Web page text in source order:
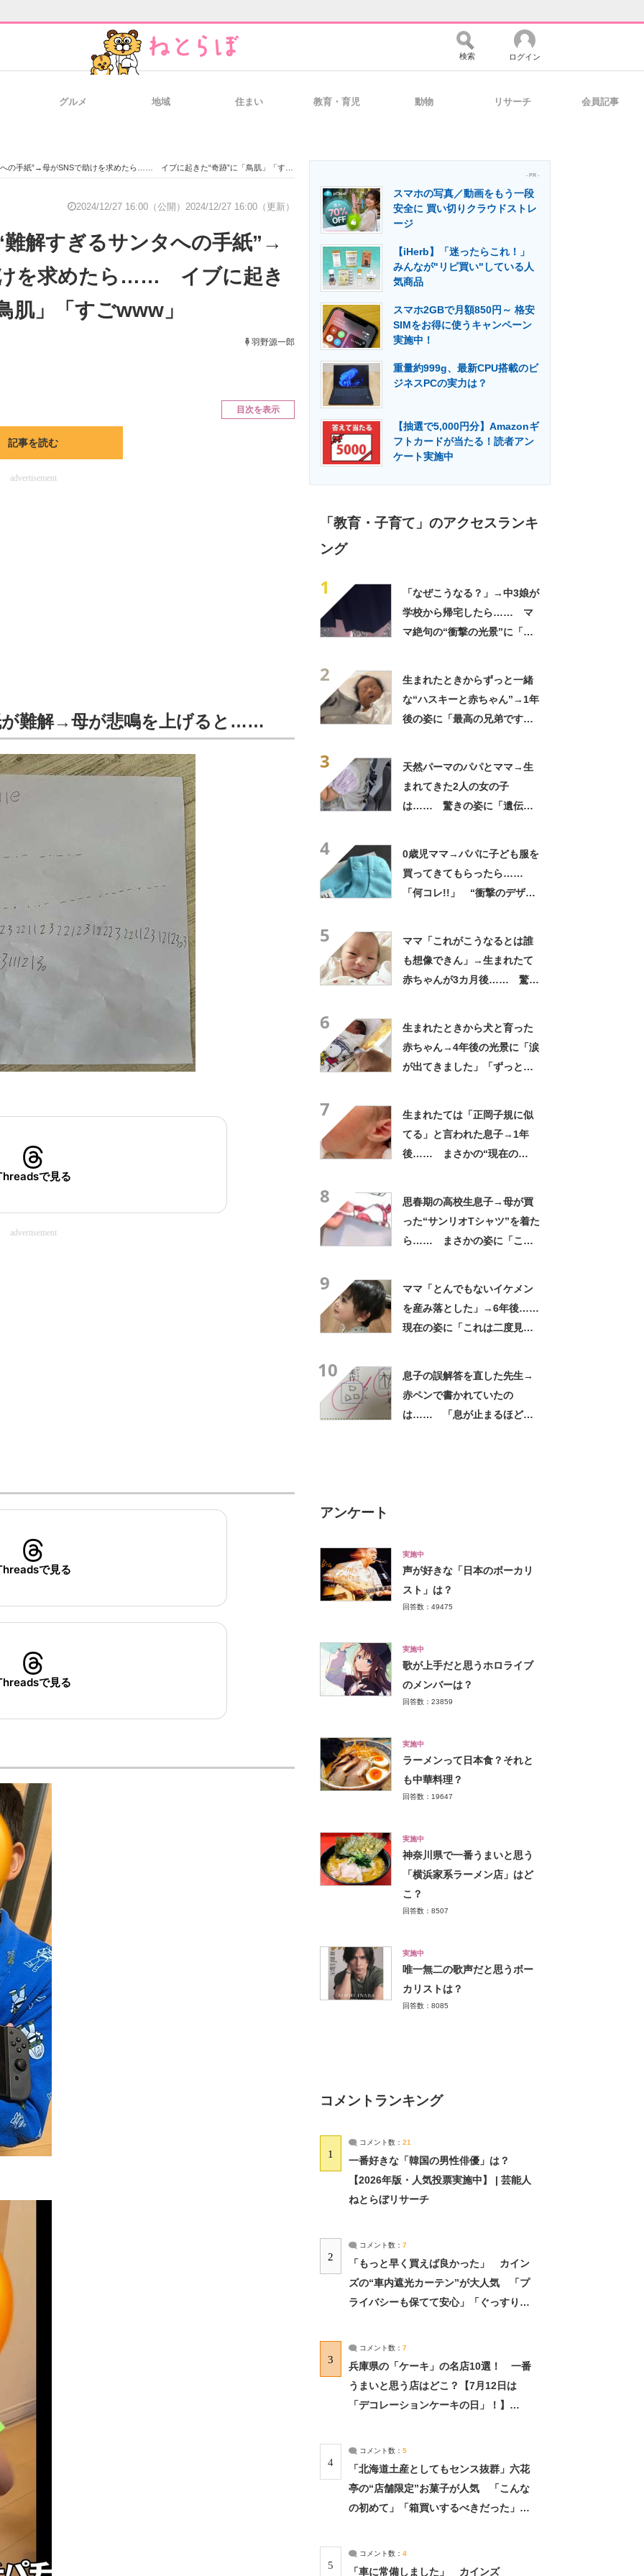
経営リーダーのコミュニティ マーケ×ITの今がよく分かる
の総合サイト 製造業のIT導入・活用を支援
エネルギーの専門メディア 建設×テクノロジーの最前線
検索 ログイン
グルメ 地域 住まい 教育・育児 動物 リサーチ 会員記事
手紙”→母がSNSで助けを求めたら…… イブに起きた“奇跡”に「鳥肌」「すごwww」
2024/12/27 16:00（公開） 2024/12/27 16:00（更新）
難解すぎるサンタへの手紙”→
を求めたら…… イブに起き
肌」「すごwww」
羽野源一郎
目次を表示
記事を読む
advertisement
が難解→母が悲鳴を上げると……
で見る
advertisement
で見る
で見る
- PR -
スマホの写真／動画をもう一段
安全に 買い切りクラウドストレ
ージ
【iHerb】「迷ったらこれ！」
みんなが"リピ買い"している人
気商品
スマホ2GBで月額850円～ 格安
SIMをお得に使うキャンペーン
実施中！
重量約999g、最新CPU搭載のビ
ジネスPCの実力は？
【抽選で5,000円分】Amazonギ
フトカードが当たる！読者アン
ケート実施中
「教育・子育て」のアクセスランキ
ング
1
「なぜこうなる？」→中3娘が
学校から帰宅したら…… マ
マ絶句の“衝撃の光景”に「ヤ
2
生まれたときからずっと一緒
な“ハスキーと赤ちゃん”→1年
後の姿に「最高の兄弟です
3
天然パーマのパパとママ→生
まれてきた2人の女の子
は…… 驚きの姿に「遺伝っ
4
0歳児ママ→パパに子ども服を
買ってきてもらったら……
「何コレ!!」 “衝撃のデザイ
5
ママ「これがこうなるとは誰
も想像できん」→生まれたて
赤ちゃんが3カ月後…… 驚き
6
生まれたときから犬と育った
赤ちゃん→4年後の光景に「涙
が出てきました」「ずっと見
7
生まれたては「正岡子規に似
てる」と言われた息子→1年
後…… まさかの“現在の
8
思春期の高校生息子→母が買
った“サンリオTシャツ”を着た
ら…… まさかの姿に「こん
9
ママ「とんでもないイケメン
を産み落とした」→6年後……
現在の姿に「これは二度見す
10
息子の誤解答を直した先生→
赤ペンで書かれていたの
は…… 「息が止まるほど笑
アンケート
実施中
声が好きな「日本のボーカリ
スト」は？
回答数：49475
実施中
歌が上手だと思うホロライブ
のメンバーは？
回答数：23859
実施中
ラーメンって日本食？それと
も中華料理？
回答数：19647
実施中
神奈川県で一番うまいと思う
「横浜家系ラーメン店」はど
こ？
回答数：8507
実施中
唯一無二の歌声だと思うボー
カリストは？
回答数：8085
コメントランキング
1
コメント数： 21
一番好きな「韓国の男性俳優」は？
【2026年版・人気投票実施中】 | 芸能人
ねとらぼリサーチ
2
コメント数： 7
「もっと早く買えば良かった」 カイン
ズの“車内遮光カーテン”が大人気 「プ
ライバシーも保てて安心」「ぐっすり眠
3
コメント数： 7
兵庫県の「ケーキ」の名店10選！ 一番
うまいと思う店はどこ？【7月12日は
「デコレーションケーキの日」！】
4
コメント数： 5
「北海道土産としてもセンス抜群」六花
亭の“店舗限定”お菓子が人気 「こんな
の初めて」「箱買いするべきだった」
5
コメント数： 4
「車に常備しました」 カインズ